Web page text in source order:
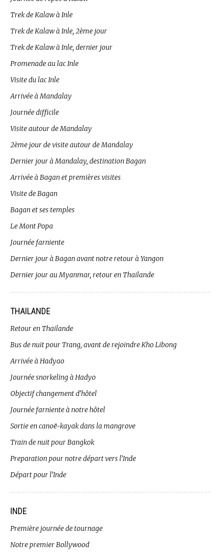
Trek de Kalaw à Inle
Trek de Kalaw à Inle, 2ème jour
Trek de Kalaw à Inle, dernier jour
Promenade au lac Inle
Visite du lac Inle
Arrivée à Mandalay
Journée difficile
Visite autour de Mandalay
2ème jour de visite autour de Mandalay
Dernier jour à Mandalay, destination Bagan
Arrivée à Bagan et premières visites
Visite de Bagan
Bagan et ses temples
Le Mont Popa
Journée farniente
Dernier jour à Bagan avant notre retour à Yangon
Dernier jour au Myanmar, retour en Thailande
THAILANDE
Retour en Thailande
Bus de nuit pour Trang, avant de rejoindre Kho Libong
Arrivée à Hadyao
Journée snorkeling à Hadyo
Objectif changement d’hôtel
Journée farniente à notre hôtel
Sortie en canoë-kayak dans la mangrove
Train de nuit pour Bangkok
Preparation pour notre départ vers l’Inde
Départ pour l’Inde
INDE
Première journée de tournage
Notre premier Bollywood